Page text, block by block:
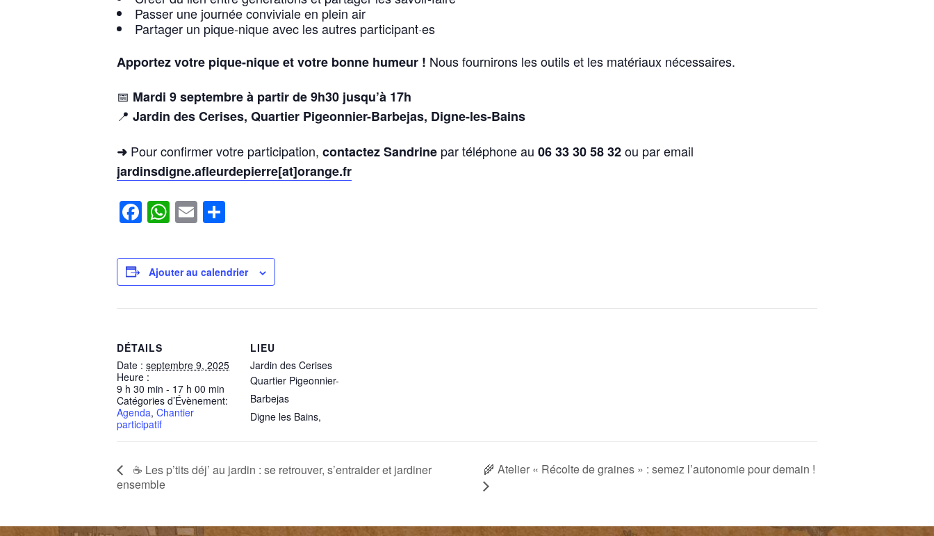
Passer une journée conviviale en plein air
Partager un pique-nique avec les autres participant·es
Apportez votre pique-nique et votre bonne humeur ! Nous fournirons les outils et les matériaux nécessaires.
📅 Mardi 9 septembre à partir de 9h30 jusqu’à 17h
📍 Jardin des Cerises, Quartier Pigeonnier-Barbejas, Digne-les-Bains
➜ Pour confirmer votre participation, contactez Sandrine par téléphone au 06 33 30 58 32ou par email
jardinsdigne.afleurdepierre[at]orange.fr
F
a
c
e
b
o
k
W
h
at
s
A
E
m
ailta
g
er
Ajouter au calendrier
DÉTAILS
Date : septembre 9, 2025
Heure :
9 h 30 min - 17 h 00 min
Catégories d’Évènement:
Agenda, Chantier
participatif
LIEU
Jardin des Cerises
Quartier Pigeonnier-
Barbejas
Digne les Bains,
☕ Les p’tits déj’ au jardin : se retrouver, s’entraider et jardiner
ensemble
🌾 Atelier « Récolte de graines » : semez l’autonomie pour demain !